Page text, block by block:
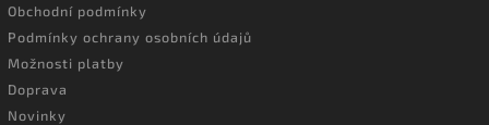
Obchodní podmínky
Podmínky ochrany osobních údajů
Možnosti platby
Doprava
Novinky